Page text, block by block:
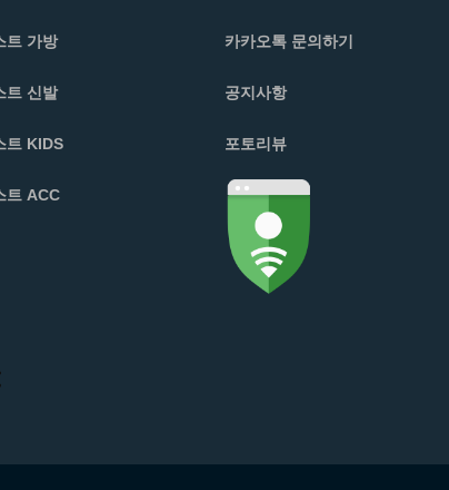
트 가방
트 신발
트 KIDS
트 ACC
카카오톡 문의하기
공지사항
포토리뷰